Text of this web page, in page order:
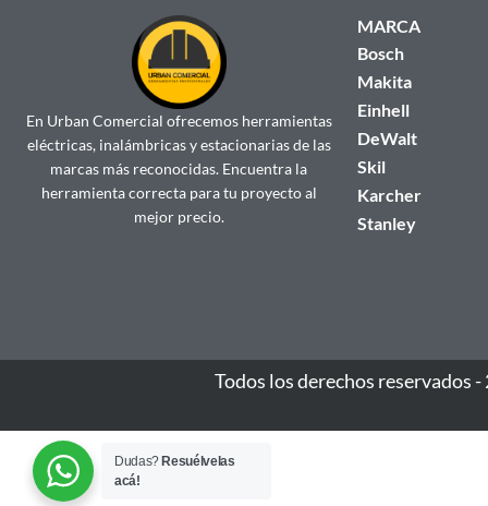
En Urban Comercial ofrecemos herramientas
eléctricas, inalámbricas y estacionarias de las
marcas más reconocidas. Encuentra la
herramienta correcta para tu proyecto al
mejor precio.
MARCA
Bosch
Makita
Einhell
DeWalt
Skil
Karcher
Stanley
Todos los derechos reservados -
Dudas? Resuélvelas
acá!